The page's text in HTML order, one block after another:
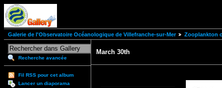
Galerie de l'Observatoire Océanologique de Villefranche-sur-Mer Zooplankton
Recherche avancée
Fil RSS pour cet album
Lancer un diaporama
March 30th